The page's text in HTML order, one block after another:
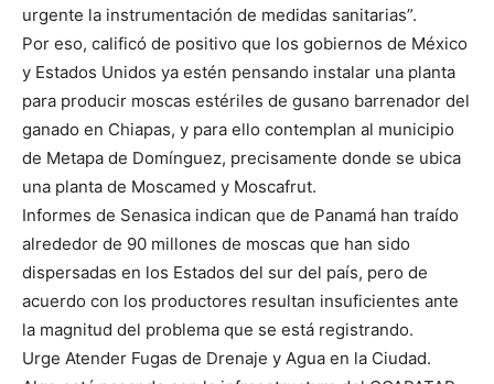
urgente la instrumentación de medidas sanitarias”.
Por eso, calificó de positivo que los gobiernos de México
y Estados Unidos ya estén pensando instalar una planta
para producir moscas estériles de gusano barrenador del
ganado en Chiapas, y para ello contemplan al municipio
de Metapa de Domínguez, precisamente donde se ubica
una planta de Moscamed y Moscafrut.
Informes de Senasica indican que de Panamá han traído
alrededor de 90 millones de moscas que han sido
dispersadas en los Estados del sur del país, pero de
acuerdo con los productores resultan insuficientes ante
la magnitud del problema que se está registrando.
Urge Atender Fugas de Drenaje y Agua en la Ciudad.